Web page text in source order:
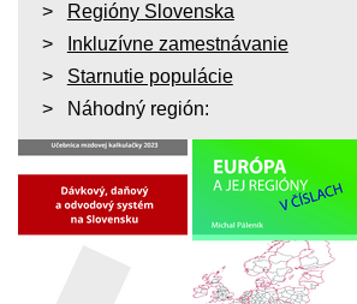
Regióny Slovenska
Inkluzívne zamestnávanie
Starnutie populácie
Náhodný región: